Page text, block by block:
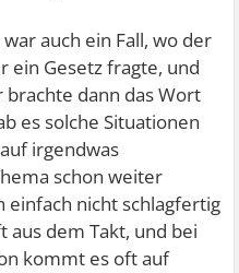
auch ein Fall, wo der
ein Gesetz fragte, und
brachte dann das Wort
es solche Situationen
irgendwas
schon weiter
nicht schlagfertig
aus dem Takt, und bei
kommt es oft auf